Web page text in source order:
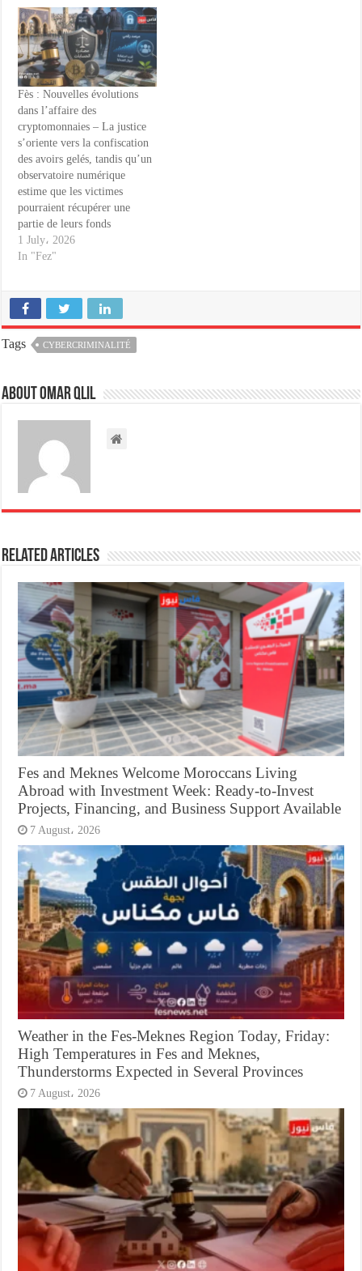
Fès : Nouvelles évolutions
dans l’affaire des
cryptomonnaies – La justice
s’oriente vers la confiscation
des avoirs gelés, tandis qu’un
observatoire numérique
estime que les victimes
pourraient récupérer une
partie de leurs fonds
1 July، 2026
In "Fez"
Tags CYBERCRIMINALITÉ
About omar qlil
Related Articles
Fes and Meknes Welcome Moroccans Living
Abroad with Investment Week: Ready-to-Invest
Projects, Financing, and Business Support Available
7 August، 2026
Weather in the Fes-Meknes Region Today, Friday:
High Temperatures in Fes and Meknes,
Thunderstorms Expected in Several Provinces
7 August، 2026